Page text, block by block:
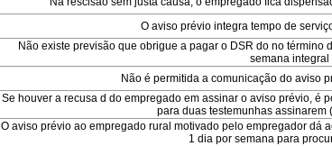
O aviso prévio integra tempo de
Não existe previsão que obrigue a pagar o DSR do no
semana integral
Não é permitida a comunicação do aviso
Se houver a recusa d do empregado em assinar o aviso prévio, é
para duas testemunhas assinarem
O aviso prévio ao empregado rural motivado pelo empregador dá
1 dia por semana para